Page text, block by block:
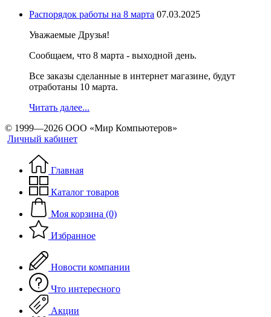
Распорядок работы на 8 марта 07.03.2025
Уважаемые Друзья!
Сообщаем, что 8 марта - выходной день.
Все заказы сделанные в интернет магазине, будут
отработаны 10 марта.
Читать далее...
© 1999—2026 ООО «Мир Компьютеров»
Личный кабинет
Главная
Каталог товаров
Моя корзина (0)
Избранное
Новости компании
Что интересного
Акции